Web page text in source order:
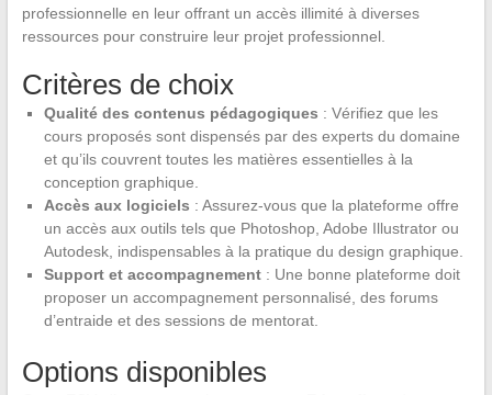
professionnelle en leur offrant un accès illimité à diverses
ressources pour construire leur projet professionnel.
Critères de choix
Qualité des contenus pédagogiques : Vérifiez que les
cours proposés sont dispensés par des experts du domaine
et qu’ils couvrent toutes les matières essentielles à la
conception graphique.
Accès aux logiciels : Assurez-vous que la plateforme offre
un accès aux outils tels que Photoshop, Adobe Illustrator ou
Autodesk, indispensables à la pratique du design graphique.
Support et accompagnement: Une bonne plateforme doit
proposer un accompagnement personnalisé, des forums
d’entraide et des sessions de mentorat.
Options disponibles